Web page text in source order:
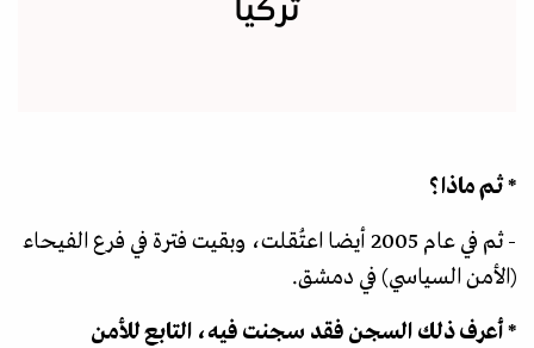
تركيا
* ثم ماذا؟
- ثم في عام 2005 أيضا اعتُقلت، وبقيت فترة في فرع الفيحاء
(الأمن السياسي) في دمشق.
* أعرف ذلك السجن فقد سجنت فيه، التابع للأمن